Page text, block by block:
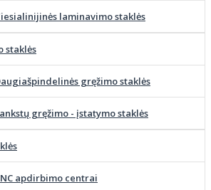
laminavimo staklės
staklės
gręžimo staklės
gręžimo - įstatymo staklės
apdirbimo centrai